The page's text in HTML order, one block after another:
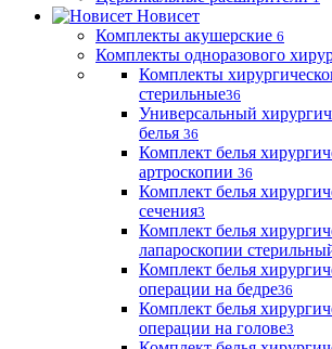
Новисет
Комплекты акушерские 6
Комплекты одноразового
Комплекты
стерильные36
Универсальный
белья 36
Комплект белья
артроскопии 36
Комплект белья
сечения3
Комплект белья
лапароскопии
Комплект белья
операции на бедре36
Комплект белья
операции на голове3